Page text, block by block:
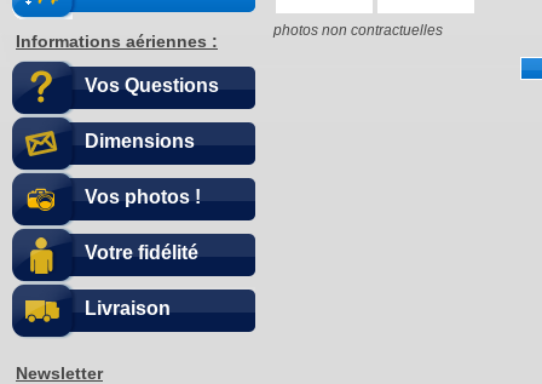
Informations aériennes :
Vos Questions
Dimensions
Vos photos !
Votre fidélité
Livraison
Newsletter
photos non contractuelles